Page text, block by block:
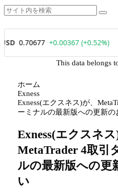
This data belongs
ホーム
Exness
Exness(エクスネス)が、
ーミナルの最新版への更新の
Exness(エクスネス
MetaTrader 4取引
ルの最新版への更
い